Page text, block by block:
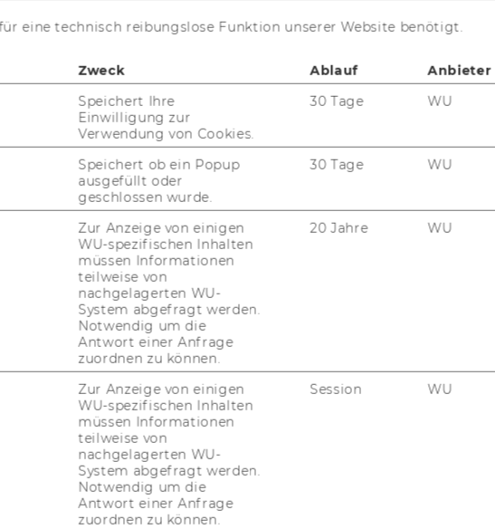
und Leh­ren­de mit viel­fäl­ti­gen fach­li­chen
eine ge­mein­sa­me Neu­gier für or­ga­ni­sa­
in­ter­es­siert, wie Füh­rung, Mit­ar­bei­ten­de
wirk­sam und ver­ant­wor­
fun­diert und pra­xis­nah.
Um­feld, das von Aus­tausch, ge­
dem Stre­ben nach wis­sen­schaft­li­cher
Aktuelles
Chan­ge
eine technisch reibungslose Funktion unserer Website benötigt.
Zweck Ablauf
Anbieter
Speichert Ihre
Einwilligung zur
Verwendung von Cookies.
30 Tage WU
Speichert ob ein Popup
ausgefüllt oder
geschlossen wurde.
30 Tage WU
Zur Anzeige von einigen
WU-spezifischen Inhalten
müssen Informationen
teilweise von
nachgelagerten WU-
System abgefragt werden.
Notwendig um die
Antwort einer Anfrage
zuordnen zu können.
20 Jahre WU
Zur Anzeige von einigen
WU-spezifischen Inhalten
müssen Informationen
teilweise von
nachgelagerten WU-
System abgefragt werden.
Notwendig um die
Antwort einer Anfrage
zuordnen zu können.
Session WU